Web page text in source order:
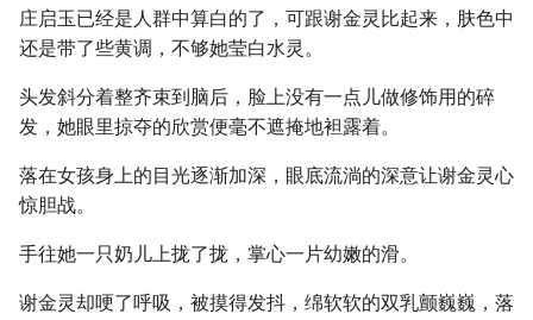
庄启玉已经是人群中算白的了，可跟谢金灵比起来，肤色中
还是带了些黄调，不够她莹白水灵。
头发斜分着整齐束到脑后，脸上没有一点儿做修饰用的碎
发，她眼里掠夺的欣赏便毫不遮掩地袒露着。
落在女孩身上的目光逐渐加深，眼底流淌的深意让谢金灵心
惊胆战。
手往她一只奶儿上拢了拢，掌心一片幼嫩的滑。
谢金灵却哽了呼吸，被摸得发抖，绵软软的双乳颤巍巍，落